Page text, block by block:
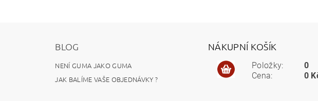
BLOG
NENÍ GUMA JAKO GUMA
JAK BALÍME VAŠE OBJEDNÁVKY ?
NÁKUPNÍ KOŠÍK
Položky:
Cena:
0
0